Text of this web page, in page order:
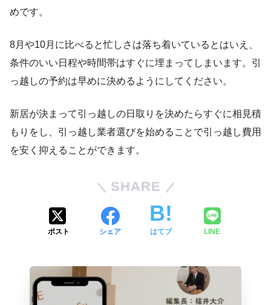
めです。
8月や10月に比べると忙しさは落ち着いているとはいえ、
条件のいい日程や時間帯はすぐに埋まってしまいます。引
っ越しの予約は早めに決めるようにしてください。
新居が決まって引っ越しの日取りを決めたらすぐに相見積
もりをし、引っ越し業者選びを始めることで引っ越し費用
を安く抑えることができます。
SHARE
ポスト シェア はてブ LINE